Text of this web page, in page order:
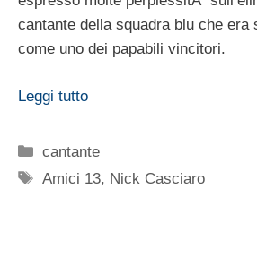
cantante della squadra blu che era
come uno dei papabili vincitori.
Leggi tutto
Categorie
cantante
Tag
Amici 13, Nick Casciaro